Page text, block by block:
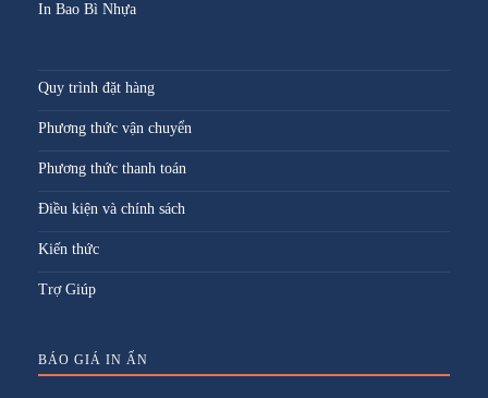
In Bao Bì Nhựa
Quy trình đặt hàng
Phương thức vận chuyển
Phương thức thanh toán
Điều kiện và chính sách
Kiến thức
Trợ Giúp
BÁO GIÁ IN ẤN